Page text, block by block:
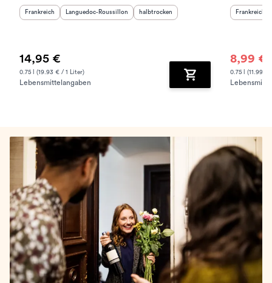
Herkunftsland
Frankreich Herkunftsregion:
Languedoc-Roussillon Geschmack:
halbtrocken
14,95 €
0.75 l (19.93 € / 1 Liter)
Lebensmittelangaben Zum Warenkorb
Frankreich
8,99 €
0.75 l (11.99 €